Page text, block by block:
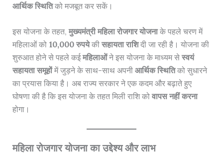
आर्थिक स्थितिको मजबूत कर सकें।
इस योजना के तहत, मुख्यमंत्री महिला रोजगार योजनाके पहले चरण में
महिलाओं को 10,000 रुपयेकी सहायता राशिदी जा रही है। योजना की
शुरुआत होने से पहले कईमहिलाओंने इस योजना के माध्यम से स्वयं
सहायता समूहोंमें जुड़ने के साथ-साथ अपनी आर्थिक स्थितिको सुधारने
का प्रयास किया है। अब राज्य सरकार ने एक कदम और बढ़ाते हुए
घोषणा की है कि इस योजना के तहत मिली राशि को वापस नहीं करना
होगा।
महिला रोजगार योजना का उद्देश्य और लाभ